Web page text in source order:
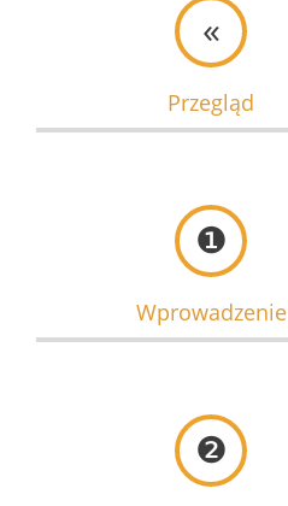
«
Przegląd
❶
Wprowadzenie
❷